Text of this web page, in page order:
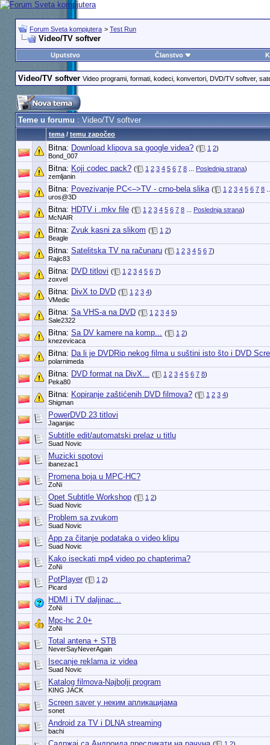
Forum Sveta kompjutera > Test Run
Video/TV softver
Uputstvo Članstvo
Video/TV softver Video programi, formati, kodeci, konvertori, DVD/TV softver,
Teme u forumu: Video/TV softver
tema/ temu započeo
Bitna: Download klipova sa google videa? ( 1 2)
Bond_007
Bitna: Koji codec pack? ( 1 2 3 4 5 6 7 8... Poslednja strana)
zemljanin
Bitna: Povezivanje PC<–>TV - crno-bela slika ( 1 2 3 4 5 6 7 8
uros@3D
Bitna: HDTV i .mkv file ( 1 2 3 4 5 6 7 8... Poslednja strana)
McNAIR
Bitna: Zvuk kasni za slikom ( 1 2)
Beagle
Bitna: Satelitska TV na računaru ( 1 2 3 4 5 6 7)
Rajic83
Bitna: DVD titlovi ( 1 2 3 4 5 6 7)
zoxvel
Bitna: DivX to DVD ( 1 2 3 4)
VMedic
Bitna: Sa VHS-a na DVD ( 1 2 3 4 5)
Sale2322
Bitna: Sa DV kamere na komp... ( 1 2)
knezevicaca
Bitna: Da li je DVDRip nekog filma u suštini isto što i DVD
polarnimeda
Bitna: DVD format na DivX... ( 1 2 3 4 5 6 7 8)
Peka80
Bitna: Kopiranje zaštićenih DVD filmova? ( 1 2 3 4)
Shigman
PowerDVD 23 titlovi
Jaganjac
Subtitle edit/automatski prelaz u titlu
Suad Novic
Muzicki spotovi
ibanezac1
Promena boja u MPC-HC?
ZoNi
Opet Subtitle Workshop ( 1 2)
Suad Novic
Problem sa zvukom
Suad Novic
App za čitanje podataka o video klipu
Suad Novic
Kako iseckati mp4 video po chapterima?
ZoNi
PotPlayer ( 1 2)
Picard
HDMI i TV daljinac...
ZoNi
Mpc-hc 2.0+
ZoNi
Total antena + STB
NeverSayNeverAgain
Isecanje reklama iz videa
Suad Novic
Katalog filmova-Najbolji program
KING JACK
Screen saver у неким апликацијама
sonet
Android za TV i DLNA streaming
bachi